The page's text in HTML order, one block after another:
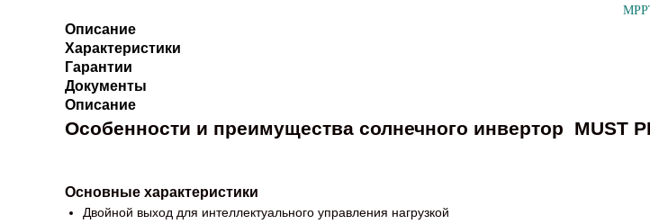
Описание
Характеристики
Гарантии
Документы
Описание
Особенности и преимущества солнечного инвертор MUST
Основные характеристики
Двойной выход для интеллектуального управления нагрузкой